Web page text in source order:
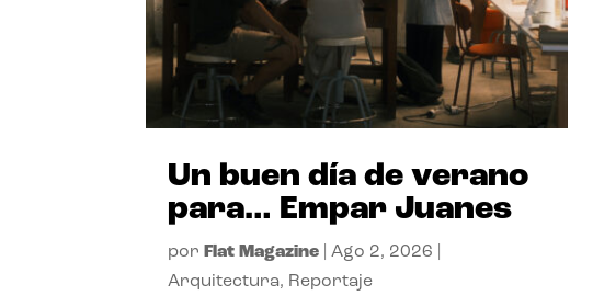
Un buen día de verano
para… Empar Juanes
por Flat Magazine |Ago 2, 2026
Arquitectura, Reportaje